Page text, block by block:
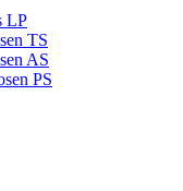
LP
TS
AS
PS